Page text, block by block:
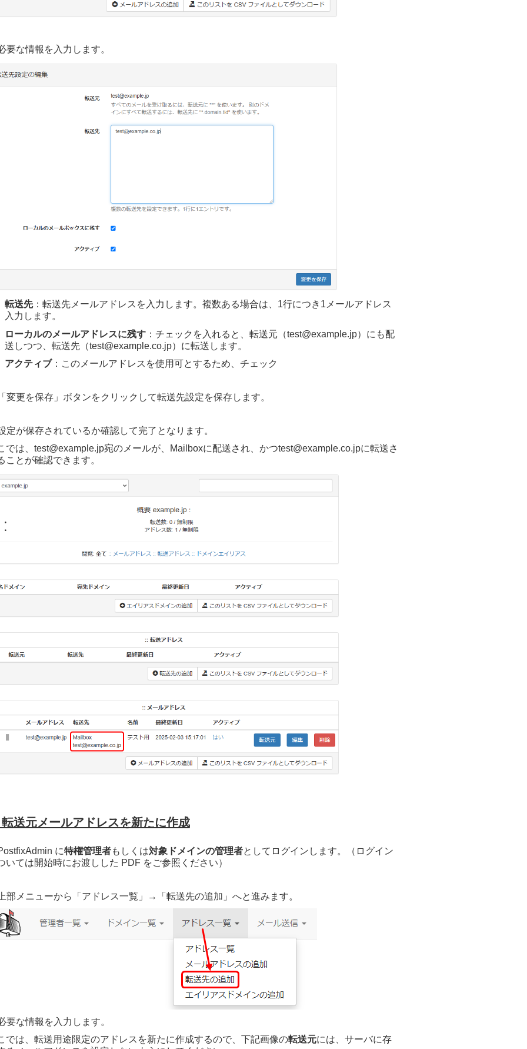
要な情報を入力します。
転送先：転送先メールアドレスを入力します。複数ある場合は、1行につき1メールアドレス
入力します。
ローカルのメールアドレスに残す：チェックを入れると、転送元（test@example.jp）にも配
送しつつ、転送先（test@example.co.jp）に転送します。
アクティブ：このメールアドレスを使用可とするため、チェック
変更を保存」ボタンをクリックして転送先設定を保存します。
定が保存されているか確認して完了となります。
では、test@example.jp宛のメールが、Mailboxに配送され、かつtest@example.co.jpに転送さ
ことが確認できます。
送元メールアドレスを新たに作成
に特権管理者もしくは対象ドメインの管理者としてログインします。（ログイン
いては開始時にお渡しした PDF をご参照ください）
部メニューから「アドレス一覧」→「転送先の追加」へと進みます。
要な情報を入力します。
では、転送用途限定のアドレスを新たに作成するので、下記画像の転送元には、サーバに存